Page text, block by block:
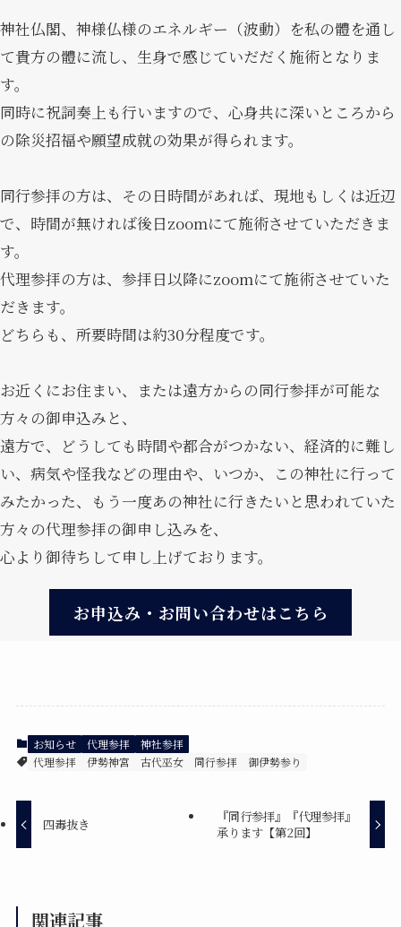
神社仏閣、神様仏様のエネルギー（波動）を私の體を通し
て貴方の體に流し、生身で感じていだだく施術となりま
す。
同時に祝詞奏上も行いますので、心身共に深いところから
の除災招福や願望成就の効果が得られます。
同行参拝の方は、その日時間があれば、現地もしくは近辺
で、時間が無ければ後日zoomにて施術させていただきま
す。
代理参拝の方は、参拝日以降にzoomにて施術させていた
だきます。
どちらも、所要時間は約30分程度です。
お近くにお住まい、または遠方からの同行参拝が可能な
方々の御申込みと、
遠方で、どうしても時間や都合がつかない、経済的に難し
い、病気や怪我などの理由や、いつか、この神社に行って
みたかった、もう一度あの神社に行きたいと思われていた
方々の代理参拝の御申し込みを、
心より御待ちして申し上げております。
お申込み・お問い合わせはこちら
お知らせ 代理参拝
神社参拝
代理参拝
伊勢神宮 古代巫女 同行参拝 御伊勢参り
四毒抜き
『同行参拝』『代理参拝』
承ります【第2回】
関連記事